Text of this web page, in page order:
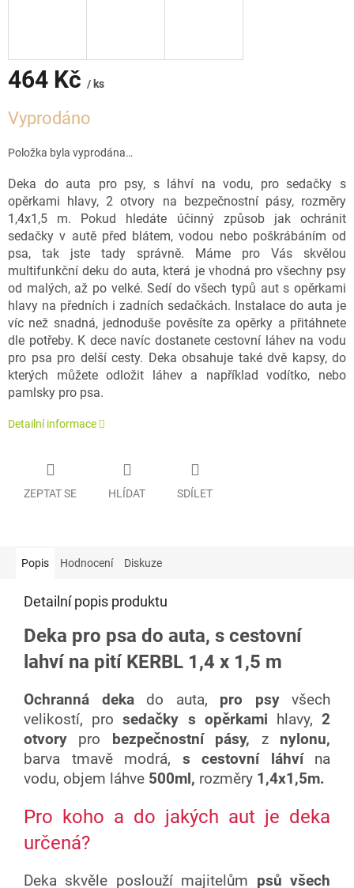
464 Kč / ks
cena:
Vyprodáno
Položka byla vyprodána…
Deka do auta pro psy, s láhví na vodu, pro sedačky s
opěrkami hlavy, 2 otvory na bezpečnostní pásy, rozměry
1,4x1,5 m. Pokud hledáte účinný způsob jak ochránit
sedačky v autě před blátem, vodou nebo poškrábáním od
psa, tak jste tady správně. Máme pro Vás skvělou
multifunkční deku do auta, která je vhodná pro všechny psy
od malých, až po velké. Sedí do všech typů aut s opěrkami
hlavy na předních i zadních sedačkách. Instalace do auta je
víc než snadná, jednoduše pověsíte za opěrky a přitáhnete
dle potřeby. K dece navíc dostanete cestovní láhev na vodu
pro psa pro delší cesty. Deka obsahuje také dvě kapsy, do
kterých můžete odložit láhev a například vodítko, nebo
pamlsky pro psa.
Detailní informace
ZEPTAT SE HLÍDAT SDÍLET
Popis Hodnocení Diskuze
Detailní popis produktu
Deka pro psa do auta, s cestovní
lahví na pití KERBL 1,4 x 1,5 m
Ochranná dekado auta, pro psyvšech
velikostí, prosedačky s opěrkami hlavy,2
otvory pro bezpečnostní pásy, z nylonu,
barva tmavě modrá, s cestovní láhvína
vodu, objem láhve 500ml, rozměry 1,4x1,5m.
Pro koho a do jakých aut je deka
určená?
Deka skvěle poslouží majitelům psů všech